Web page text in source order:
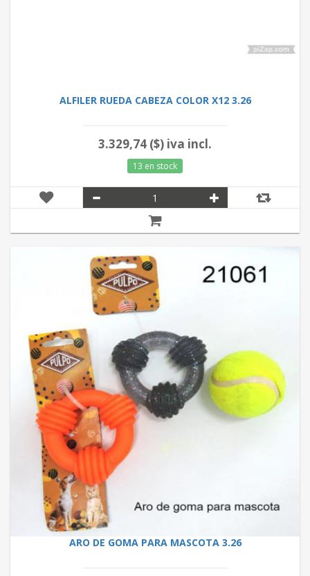
ALFILER RUEDA CABEZA COLOR X12 3.26
3.329,74 ($) iva incl.
13 en stock
ARO DE GOMA PARA MASCOTA 3.26